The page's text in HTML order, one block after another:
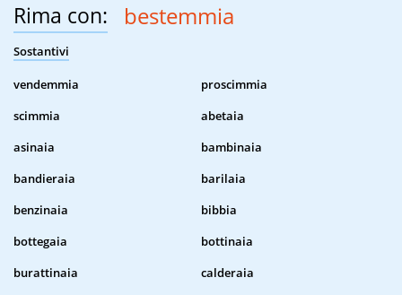
Rima con: bestemmia
Sostantivi
vendemmia
proscimmia
scimmia
abetaia
asinaia
bambinaia
bandieraia
barilaia
benzinaia
bibbia
bottegaia
bottinaia
burattinaia
calderaia